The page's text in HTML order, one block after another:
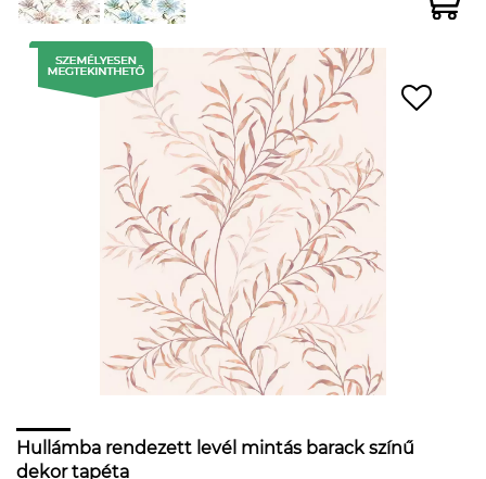
Hullámba rendezett levél mintás barack színű
dekor tapéta